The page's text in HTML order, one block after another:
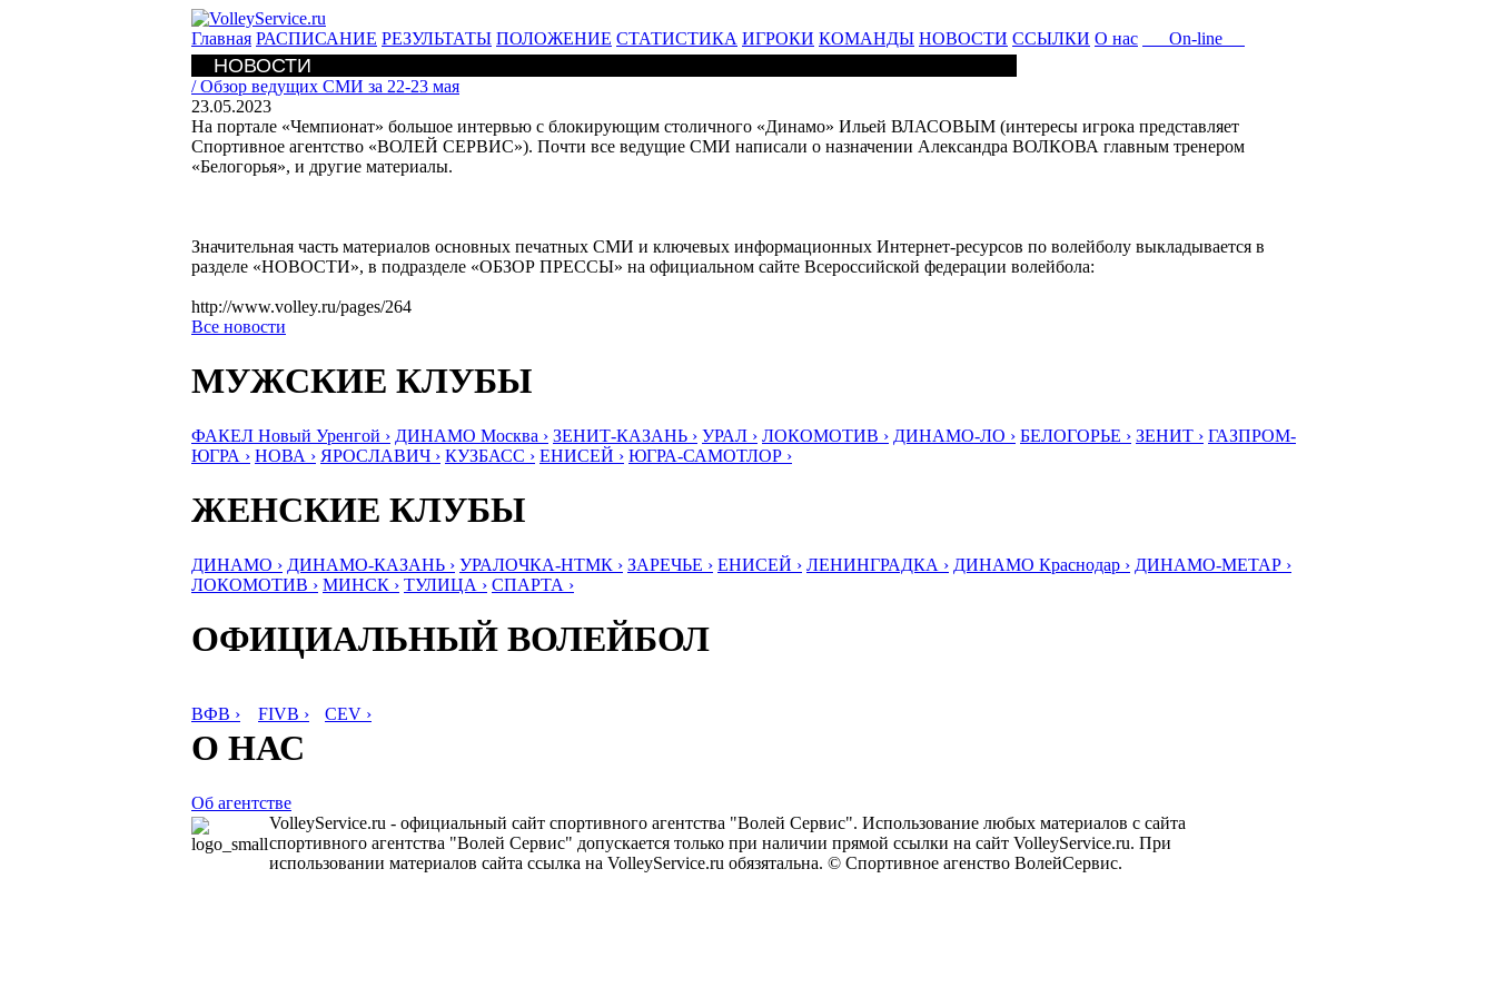
Главная РАСПИСАНИЕ РЕЗУЛЬТАТЫ ПОЛОЖЕНИЕ СТАТИСТИКА ИГРОКИ КОМАНДЫ НОВОСТИ ССЫЛКИ О нас On-line
НОВОСТИ
/Обзор ведущих СМИ за 22-23 мая
23.05.2023
На портале «Чемпионат» большое интервью с блокирующим столичного «Динамо» Ильей ВЛАСОВЫМ (интересы игрока представляет
Спортивное агентство «ВОЛЕЙ СЕРВИС»). Почти все ведущие СМИ написали о назначении Александра ВОЛКОВА главным тренером
«Белогорья», и другие материалы.
Значительная часть материалов основных печатных СМИ и ключевых информационных Интернет-ресурсов по волейболу выкладывается в
разделе «НОВОСТИ», в подразделе «ОБЗОР ПРЕССЫ» на официальном сайте Всероссийской федерации волейбола:
http://www.volley.ru/pages/264
Все новости
МУЖСКИЕ КЛУБЫ
ФАКЕЛ Новый Уренгой › ДИНАМО Москва › ЗЕНИТ-КАЗАНЬ › УРАЛ › ЛОКОМОТИВ › ДИНАМО-ЛО › БЕЛОГОРЬЕ › ЗЕНИТ › ГАЗПРОМ-
ЮГРА › НОВА › ЯРОСЛАВИЧ › КУЗБАСС › ЕНИСЕЙ › ЮГРА-САМОТЛОР ›
ЖЕНСКИЕ КЛУБЫ
ДИНАМО › ДИНАМО-КАЗАНЬ › УРАЛОЧКА-НТМК › ЗАРЕЧЬЕ › ЕНИСЕЙ › ЛЕНИНГРАДКА › ДИНАМО Краснодар › ДИНАМО-МЕТАР ›
ЛОКОМОТИВ › МИНСК › ТУЛИЦА › СПАРТА ›
ОФИЦИАЛЬНЫЙ ВОЛЕЙБОЛ
ВФВ › FIVB › CEV ›
О НАС
Об агентстве
VolleyService.ru - официальный сайт спортивного агентства "Волей Сервис". Использование любых материалов с сайта
спортивного агентства "Волей Сервис" допускается только при наличии прямой ссылки на сайт VolleyService.ru. При
использовании материалов сайта ссылка на VolleyService.ru обязятальна. © Спортивное агенство ВолейСервис.